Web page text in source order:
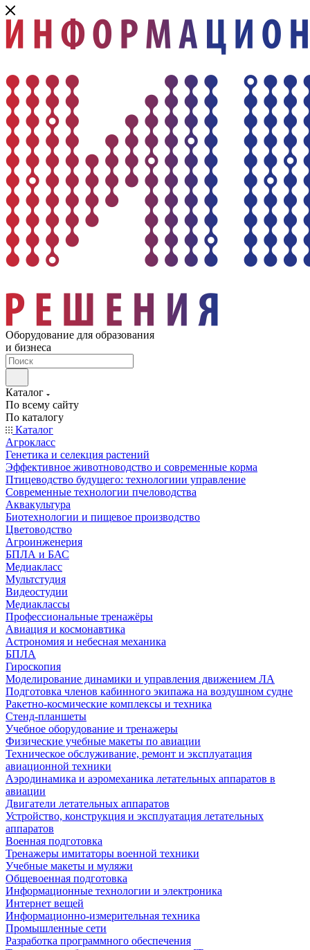
Оборудование для образования
и бизнеса
Каталог
По всему сайту
По каталогу
Каталог
Агрокласс
Генетика и селекция растений
Эффективное животноводство и современные корма
Птицеводство будущего: технологиии управление
Современные технологии пчеловодства
Аквакультура
Биотехнологии и пищевое производство
Цветоводство
Агроинженерия
БПЛА и БАС
Медиакласс
Мультстудия
Видеостудии
Медиаклассы
Профессиональные тренажёры
Авиация и космонавтика
Астрономия и небесная механика
БПЛА
Гироскопия
Моделирование динамики и управления движением ЛА
Подготовка членов кабинного экипажа на воздушном судне
Ракетно-космические комплексы и техника
Стенд-планшеты
Учебное оборудование и тренажеры
Физические учебные макеты по авиации
Техническое обслуживание, ремонт и эксплуатация
авиационной техники
Аэродинамика и аэромеханика летательных аппаратов в
авиации
Двигатели летательных аппаратов
Устройство, конструкция и эксплуатация летательных
аппаратов
Военная подготовка
Тренажеры имитаторы военной техники
Учебные макеты и муляжи
Общевоенная подготовка
Информационные технологии и электроника
Интернет вещей
Информационно-измерительная техника
Промышленные сети
Разработка программного обеспечения